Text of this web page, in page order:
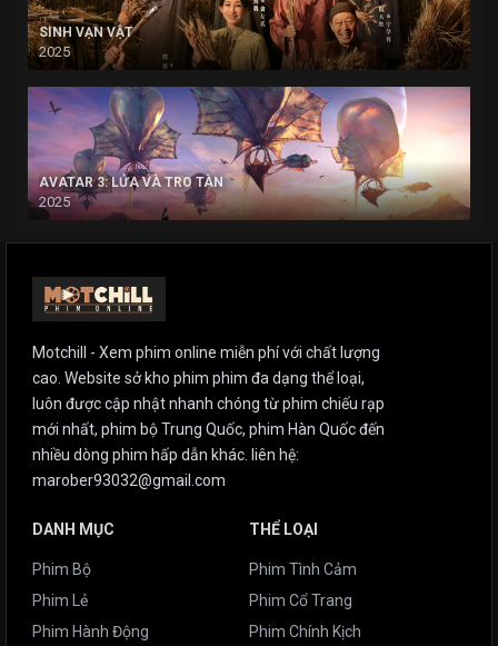
SINH VẠN VẬT
2025
AVATAR 3: LỬA VÀ TRO TÀN
2025
Motchill - Xem phim online miễn phí với chất lượng
cao. Website sở kho phim phim đa dạng thể loại,
luôn được cập nhật nhanh chóng từ phim chiếu rạp
mới nhất, phim bộ Trung Quốc, phim Hàn Quốc đến
nhiều dòng phim hấp dẫn khác. liên hệ:
marober93032@gmail.com
DANH MỤC
Phim Bộ
Phim Lẻ
Phim Hành Động
THỂ LOẠI
Phim Tình Cảm
Phim Cổ Trang
Phim Chính Kịch